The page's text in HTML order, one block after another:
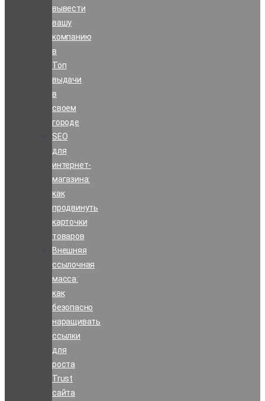
вывести
вашу
компанию
в
Топ
выдачи
в
своем
городе
SEO
для
интернет-
магазина:
как
продвинуть
карточки
товаров
Внешняя
ссылочная
масса:
как
безопасно
наращивать
ссылки
для
роста
Trust
сайта